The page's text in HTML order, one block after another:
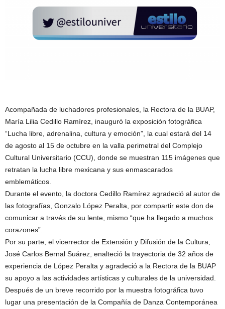
Acompañada de luchadores profesionales, la Rectora de la BUAP,
María Lilia Cedillo Ramírez, inauguró la exposición fotográfica
“Lucha libre, adrenalina, cultura y emoción”, la cual estará del 14
de agosto al 15 de octubre en la valla perimetral del Complejo
Cultural Universitario (CCU), donde se muestran 115 imágenes que
retratan la lucha libre mexicana y sus enmascarados
emblemáticos.
Durante el evento, la doctora Cedillo Ramírez agradeció al autor de
las fotografías, Gonzalo López Peralta, por compartir este don de
comunicar a través de su lente, mismo “que ha llegado a muchos
corazones”.
Por su parte, el vicerrector de Extensión y Difusión de la Cultura,
José Carlos Bernal Suárez, enalteció la trayectoria de 32 años de
experiencia de López Peralta y agradeció a la Rectora de la BUAP
su apoyo a las actividades artísticas y culturales de la universidad.
Después de un breve recorrido por la muestra fotográfica tuvo
lugar una presentación de la Compañía de Danza Contemporánea